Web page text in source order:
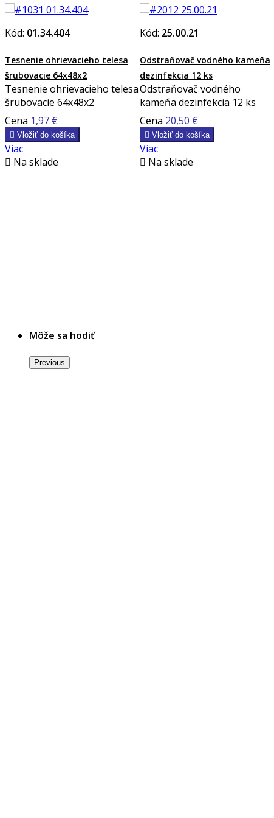
Kód: 01.34.404
Tesnenie ohrievacieho telesa
šrubovacie 64x48x2
Tesnenie ohrievacieho telesa
šrubovacie 64x48x2
Cena 1,97 €
 Vložiť do košíka
Viac
 Na sklade
Kód: 25.00.21
Odstraňovač vodného kameňa
dezinfekcia 12 ks
Odstraňovač vodného
kameňa dezinfekcia 12 ks
Cena 20,50 €
 Vložiť do košíka
Viac
 Na sklade
Môže sa hodiť
Previous